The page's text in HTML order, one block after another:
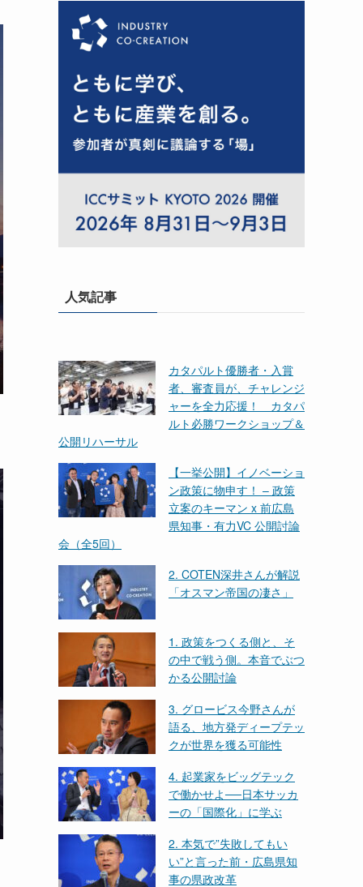
人気記事
カタパルト優勝者・入賞
者、審査員が、チャレンジ
ャーを全力応援！ カタパ
ルト必勝ワークショップ＆
公開リハーサル
【一挙公開】イノベーショ
ン政策に物申す！ – 政策
立案のキーマン x 前広島
県知事・有力VC 公開討論
会（全5回）
2. COTEN深井さんが解説
「オスマン帝国の凄さ」
1. 政策をつくる側と、そ
の中で戦う側。本音でぶつ
かる公開討論
3. グロービス今野さんが
語る、地方発ディープテッ
クが世界を獲る可能性
4. 起業家をビッグテック
で働かせよ──日本サッカ
ーの「国際化」に学ぶ
2. 本気で”失敗してもい
い”と言った前・広島県知
事の県政改革